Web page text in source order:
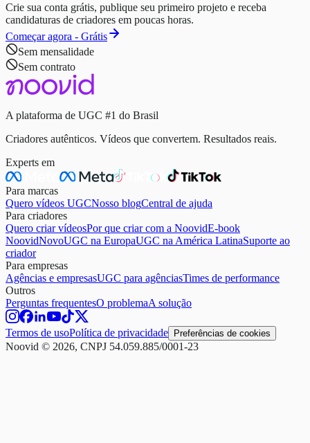
Crie sua conta grátis, publique seu primeiro projeto e receba
candidaturas de criadores em poucas horas.
Começar agora - Grátis
Sem mensalidade
Sem contrato
A plataforma de UGC #1 do Brasil
Criadores autênticos. Vídeos que convertem. Resultados reais.
Experts em
Para marcas
Quero vídeos UGCNosso blogCentral de ajuda
Para criadores
Quero criar vídeosPor que criar com a NoovidE-book
NoovidNovoUGC na EuropaUGC na América LatinaSuporte ao
criador
Para empresas
Agências e empresasUGC para agênciasTimes de performance
Outros
Perguntas frequentesO problemaA solução
Termos de usoPolítica de privacidade Preferências de cookies
Noovid © 2026, CNPJ 54.059.885/0001-23